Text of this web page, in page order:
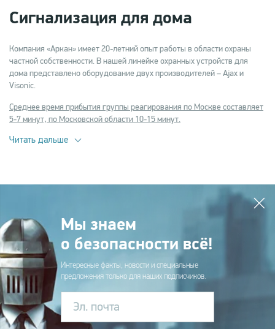
Сигнализация для дома
Компания «Аркан» имеет 20-летний опыт работы в области охраны
частной собственности. В нашей линейке охранных устройств для
дома представлено оборудование двух производителей – Ajax и
Visonic.
Среднее время прибытия группы реагирования по Москве составляет
5-7 минут, по Московской области 10-15 минут.
Читать дальше
Мы знаем
о безопасности всё!
Интересные факты, новости и специальные
предложения только для наших подписчиков.
Эл. почта